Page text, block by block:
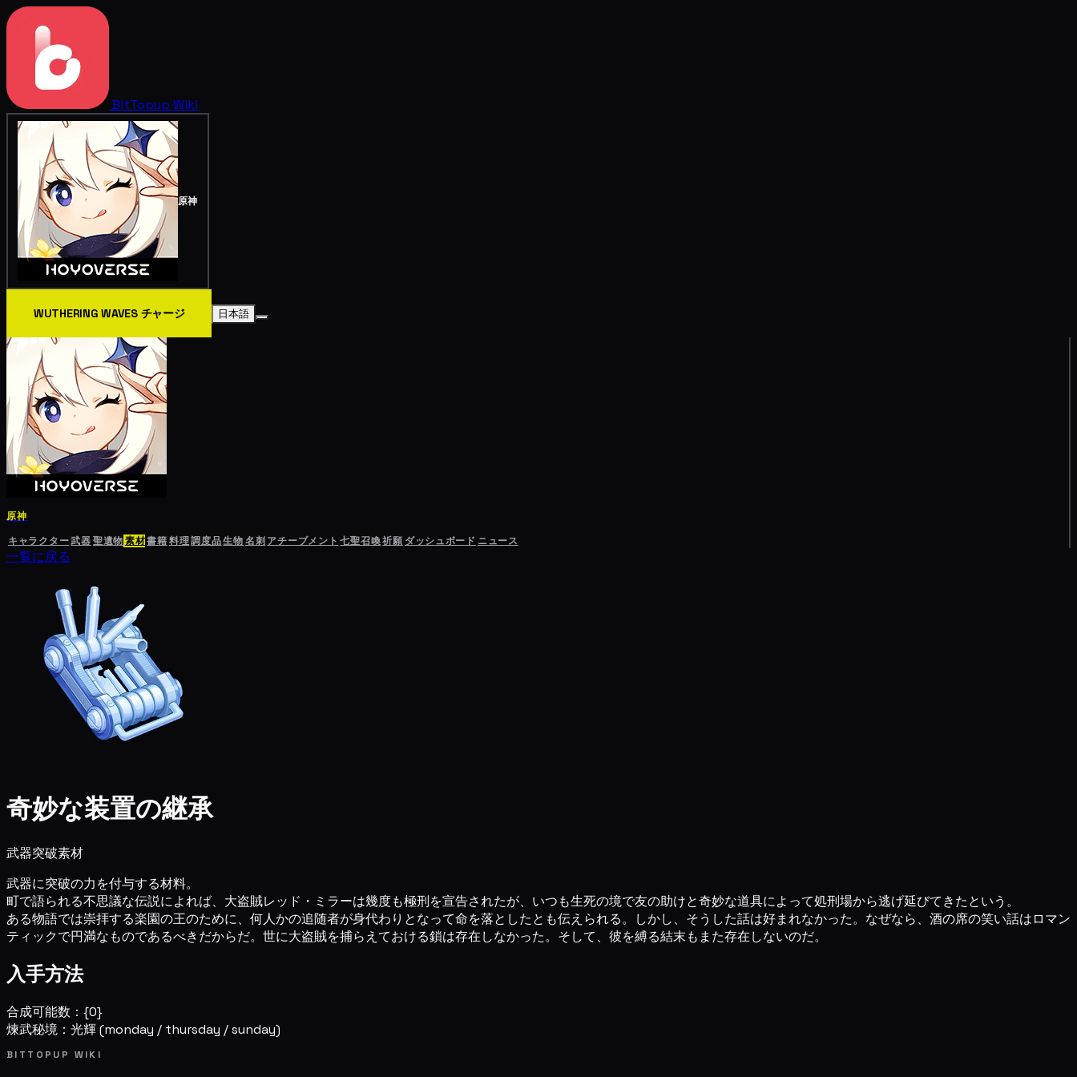
BitTopup Wiki
原神
WUTHERING WAVES チャージ 日本語
原神
キャラクター武器聖遺物素材書籍料理調度品生物名刺 アチーブメント 七聖召喚祈願 ダッシュボード ニュース
一覧に戻る
奇妙な装置の継承
武器突破素材
武器に突破の力を付与する材料。
町で語られる不思議な伝説によれば、大盗賊レッド・ミラーは幾度も極刑を宣告されたが、いつも生死の境で友の助けと奇妙な道具によって処刑場から逃げ延びてきたという。
ある物語では崇拝する楽園の王のために、何人かの追随者が身代わりとなって命を落としたとも伝えられる。しかし、そうした話は好まれなかった。なぜなら、酒の席の笑い話はロマン
ティックで円満なものであるべきだからだ。世に大盗賊を捕らえておける鎖は存在しなかった。そして、彼を縛る結末もまた存在しないのだ。
入手方法
合成可能数：{0}
煉武秘境：光輝(monday / thursday / sunday)
BITTOPUP WIKI